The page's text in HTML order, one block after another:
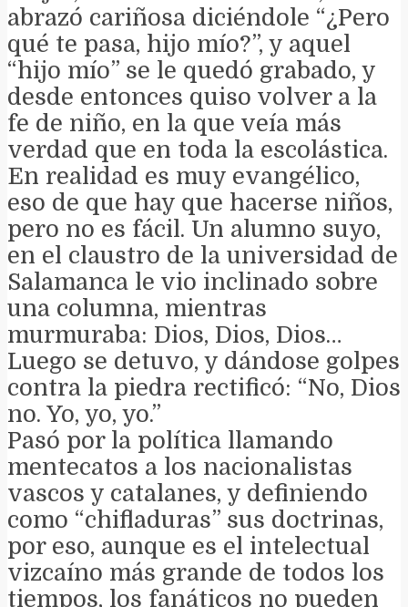
abrazó cariñosa diciéndole “¿Pero
qué te pasa, hijo mío?”, y aquel
“hijo mío” se le quedó grabado, y
desde entonces quiso volver a la
fe de niño, en la que veía más
verdad que en toda la escolástica.
En realidad es muy evangélico,
eso de que hay que hacerse niños,
pero no es fácil. Un alumno suyo,
en el claustro de la universidad de
Salamanca le vio inclinado sobre
una columna, mientras
murmuraba: Dios, Dios, Dios…
Luego se detuvo, y dándose golpes
contra la piedra rectificó: “No, Dios
no. Yo, yo, yo.”
Pasó por la política llamando
mentecatos a los nacionalistas
vascos y catalanes, y definiendo
como “chifladuras” sus doctrinas,
por eso, aunque es el intelectual
vizcaíno más grande de todos los
tiempos, los fanáticos no pueden